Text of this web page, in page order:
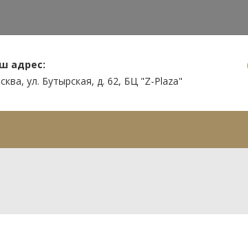
адрес:
ул. Бутырская, д. 62, БЦ "Z-Plaza"